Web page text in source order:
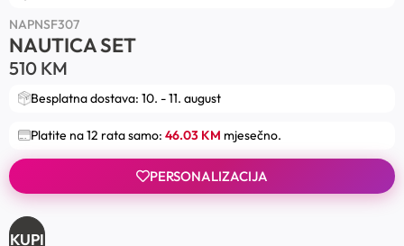
NAPNSF307
NAUTICA SET
510 KM
Besplatna dostava: 10. - 11. august
Platite na 12 rata samo: 46.03 KM mjesečno.
PERSONALIZACIJA
KUPI